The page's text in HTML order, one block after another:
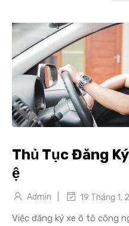
Thủ Tục Đăng
ệ
Admin 19 Tháng 1,
Việc đăng ký xe ô tô công